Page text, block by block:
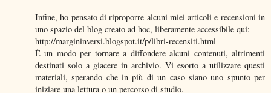
Infine, ho pensato di riproporre alcuni miei articoli e recensioni in
uno spazio del blog creato ad hoc, liberamente accessibile qui:
http://margininversi.blogspot.it/p/libri-recensiti.html
È un modo per tornare a diffondere alcuni contenuti, altrimenti
destinati solo a giacere in archivio. Vi esorto a utilizzare questi
materiali, sperando che in più di un caso siano uno spunto per
iniziare una lettura o un percorso di studio.